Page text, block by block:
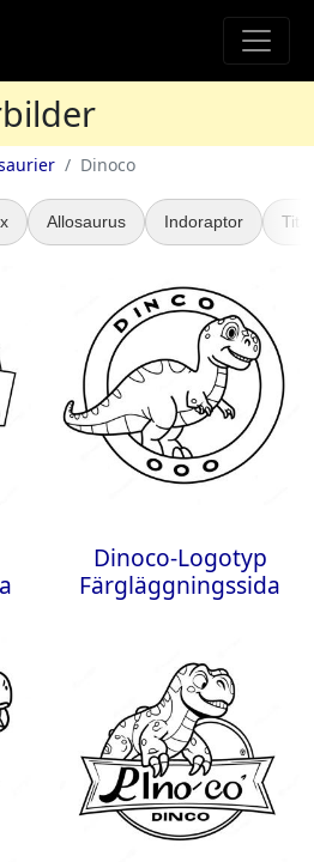
Dinoco
Allosaurus Indoraptor
Dinoco-Logotyp
Färgläggningssida